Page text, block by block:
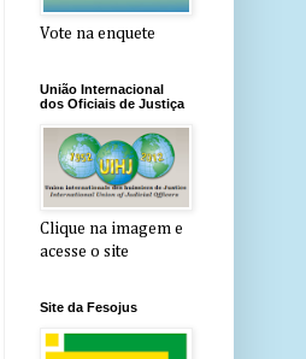
Vote na enquete
União Internacional
dos Oficiais de Justiça
Clique na imagem e
acesse o site
Site da Fesojus